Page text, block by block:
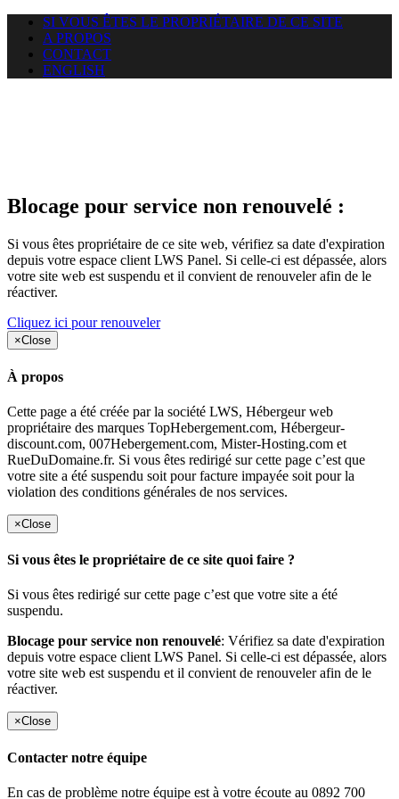
SI VOUS ÊTES LE PROPRIÉTAIRE DE CE SITE
A PROPOS
CONTACT
ENGLISH
Blocage pour service non renouvelé :
Si vous êtes propriétaire de ce site web, vérifiez sa date d'expiration
depuis votre espace client LWS Panel. Si celle-ci est dépassée, alors
votre site web est suspendu et il convient de renouveler afin de le
réactiver.
Cliquez ici pour renouveler
×Close
À propos
Cette page a été créée par la société LWS, Hébergeur web
propriétaire des marques TopHebergement.com, Hébergeur-
discount.com, 007Hebergement.com, Mister-Hosting.com et
RueDuDomaine.fr. Si vous êtes redirigé sur cette page c’est que
votre site a été suspendu soit pour facture impayée soit pour la
violation des conditions générales de nos services.
×Close
Si vous êtes le propriétaire de ce site quoi faire ?
Si vous êtes redirigé sur cette page c’est que votre site a été
suspendu.
Blocage pour service non renouvelé: Vérifiez sa date d'expiration
depuis votre espace client LWS Panel. Si celle-ci est dépassée, alors
votre site web est suspendu et il convient de renouveler afin de le
réactiver.
×Close
Contacter notre équipe
En cas de problème notre équipe est à votre écoute au 0892 700